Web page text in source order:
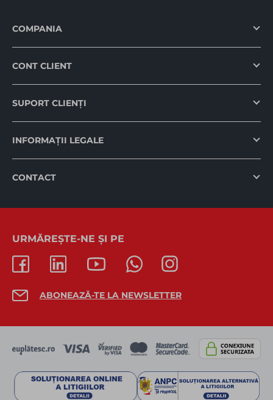
COMPANIA
CONT CLIENT
SUPORT CLIENȚI
INFORMAȚII LEGALE
CONTACT
URMĂREȘTE-NE ȘI PE
ABONEAZĂ-TE LA NEWSLETTER